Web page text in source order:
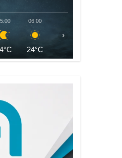
06:00
24°C
›